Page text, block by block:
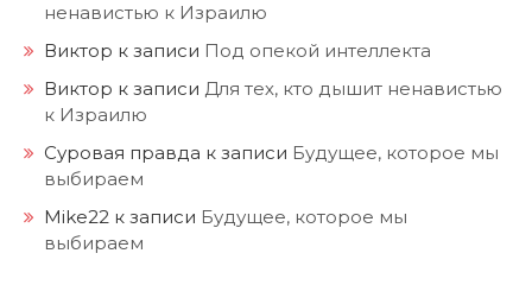
ненавистью к Израилю
Виктор к записи Под опекой интеллекта
Виктор к записи Для тех, кто дышит ненавистью
к Израилю
Суровая правда к записи Будущее, которое мы
выбираем
Mike22 к записи Будущее, которое мы
выбираем